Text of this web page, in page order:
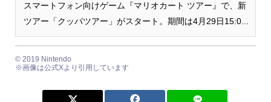
スマートフォン向けゲーム『マリオカート ツアー』で、新
ツアー「クッパツアー」がスタート。期間は4月29日15:0...
© 2019 Nintendo
※画像は公式Xより引用しています